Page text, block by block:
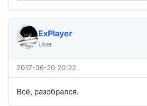
ExPlayer
User
2017-06-20 20:22
Всё, разобрался.